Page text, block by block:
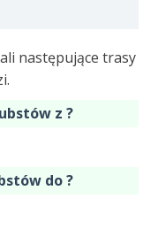
następujące trasy
z ?
do ?